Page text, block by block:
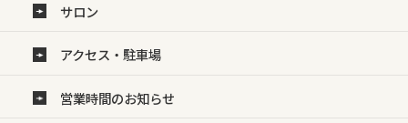
サロン
アクセス・駐車場
営業時間のお知らせ